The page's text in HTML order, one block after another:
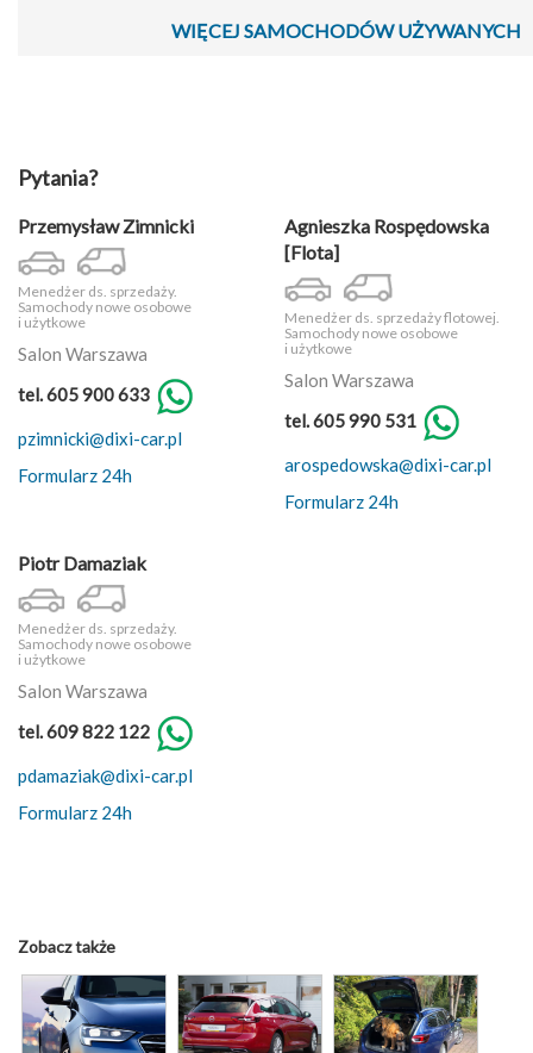
WIĘCEJ SAMOCHODÓW UŻYWANYCH
Pytania?
Przemysław Zimnicki
Menedżer ds. sprzedaży.
Samochody nowe osobowe
i użytkowe
Salon Warszawa
tel. 605 900 633
pzimnicki@dixi-car.pl
Formularz 24h
Agnieszka Rospędowska
[Flota]
Menedżer ds. sprzedaży flotowej.
Samochody nowe osobowe
i użytkowe
Salon Warszawa
tel. 605 990 531
arospedowska@dixi-car.pl
Formularz 24h
Piotr Damaziak
Menedżer ds. sprzedaży.
Samochody nowe osobowe
i użytkowe
Salon Warszawa
tel. 609 822 122
pdamaziak@dixi-car.pl
Formularz 24h
Zobacz także